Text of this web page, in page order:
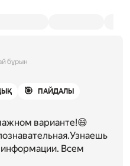
бұрын
🎯 ПАЙДАЛЫ
варианте!😄
информации. Всем